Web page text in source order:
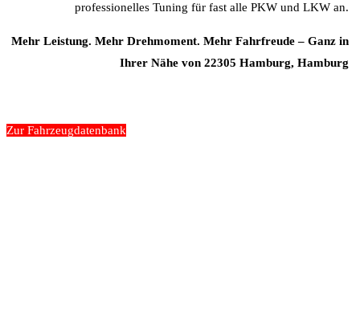
professionelles Tuning für fast alle PKW und LKW an.
Mehr Leistung. Mehr Drehmoment. Mehr Fahrfreude – Ganz in
Ihrer Nähe von 22305 Hamburg, Hamburg
Zur Fahrzeugdatenbank